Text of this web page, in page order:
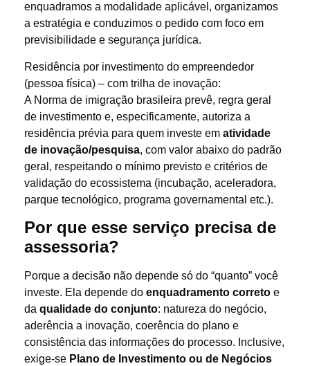
enquadramos a modalidade aplicável, organizamos
a estratégia e conduzimos o pedido com foco em
previsibilidade e segurança jurídica.
Residência por investimento do empreendedor
(pessoa física) – com trilha de inovação:
A Norma de imigração brasileira prevê, regra geral
de investimento e, especificamente, autoriza a
residência prévia para quem investe em atividade
de inovação/pesquisa, com valor abaixo do padrão
geral, respeitando o mínimo previsto e critérios de
validação do ecossistema (incubação, aceleradora,
parque tecnológico, programa governamental etc.).
Por que esse serviço precisa de
assessoria?
Porque a decisão não depende só do “quanto” você
investe. Ela depende do enquadramento correto e
da qualidade do conjunto: natureza do negócio,
aderência a inovação, coerência do plano e
consistência das informações do processo. Inclusive,
exige-se Plano de Investimento ou de Negócios